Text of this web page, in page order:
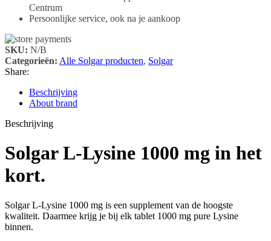
Centrum
Persoonlijke service, ook na je aankoop
SKU: N/B
Categorieën: Alle Solgar producten, Solgar
Share:
Beschrijving
About brand
Beschrijving
Solgar L-Lysine 1000 mg in het
kort.
Solgar L-Lysine 1000 mg is een supplement van de hoogste
kwaliteit. Daarmee krijg je bij elk tablet 1000 mg pure Lysine
binnen.